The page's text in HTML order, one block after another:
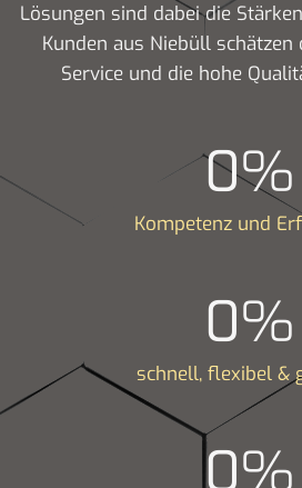
Lösungen sind dabei die
Kunden aus Niebüll schätzen
Service und die hohe
0%
Kompetenz und
0%
schnell, flexibel &
0%